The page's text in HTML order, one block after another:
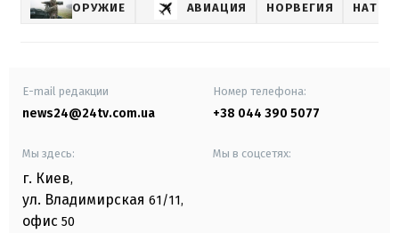
ОРУЖИЕ АВИАЦИЯ НОРВЕГИЯ НАТО
E-mail редакции
news24@24tv.com.ua
Номер телефона:
+38 044 390 5077
Мы здесь:
г. Киев,
ул. Владимирская 61/11,
офис 50
Мы в соцсетях: